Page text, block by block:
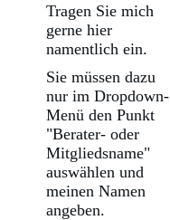
Tragen Sie mich
gerne hier
namentlich ein.
Sie müssen dazu
nur im Dropdown-
Menü den Punkt
"Berater- oder
Mitgliedsname"
auswählen und
meinen Namen
angeben.